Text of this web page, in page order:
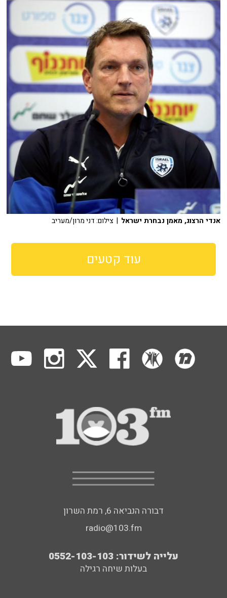
אנדי הרצוג, מאמן נבחרת ישראל | צילום: דני מרון/מעריב
עוד קטעים
דבורה הנביאה 6, רמת השרון
radio@103.fm
עלייה לשידור: 0552-103-103
בעלות שיחה רגילה